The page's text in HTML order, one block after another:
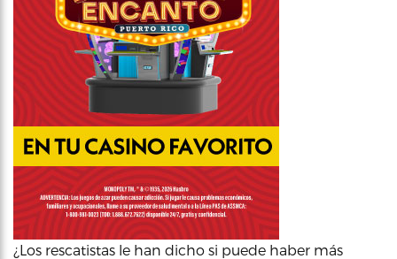
¿Los rescatistas le han dicho si puede haber más